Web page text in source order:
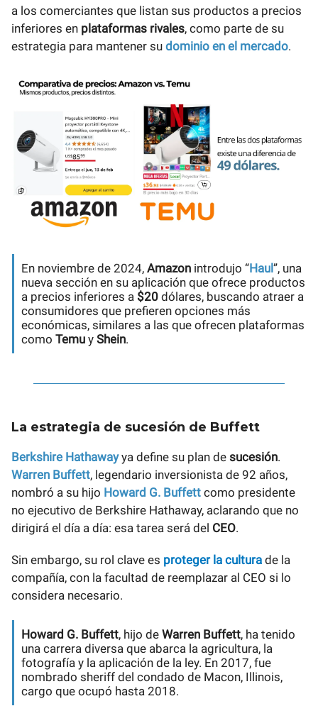
a los comerciantes que listan sus productos a precios
inferiores en plataformas rivales, como parte de su
estrategia para mantener su dominio en el mercado.
En noviembre de 2024, Amazon introdujo “Haul ”, una
nueva sección en su aplicación que ofrece productos
a precios inferiores a $20 dólares, buscando atraer a
consumidores que prefieren opciones más
económicas, similares a las que ofrecen plataformas
como Temu y Shein.
La estrategia de sucesión de Buffett
Berkshire Hathawayya define su plan de sucesión.
Warren Buffett, legendario inversionista de 92 años,
nombró a su hijo Howard G. Buffett como presidente
no ejecutivo de Berkshire Hathaway, aclarando que no
dirigirá el día a día: esa tarea será del CEO.
Sin embargo, su rol clave es proteger la cultura de la
compañía, con la facultad de reemplazar al CEO si lo
considera necesario.
Howard G. Buffett, hijo de Warren Buffett, ha tenido
una carrera diversa que abarca la agricultura, la
fotografía y la aplicación de la ley. En 2017, fue
nombrado sheriff del condado de Macon, Illinois,
cargo que ocupó hasta 2018.